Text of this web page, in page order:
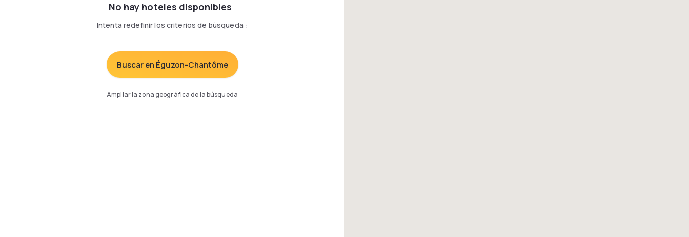
No hay hoteles disponibles
Intenta redefinir los criterios de búsqueda :
Buscar en Éguzon-Chantôme
Ampliar la zona geográfica de la búsqueda